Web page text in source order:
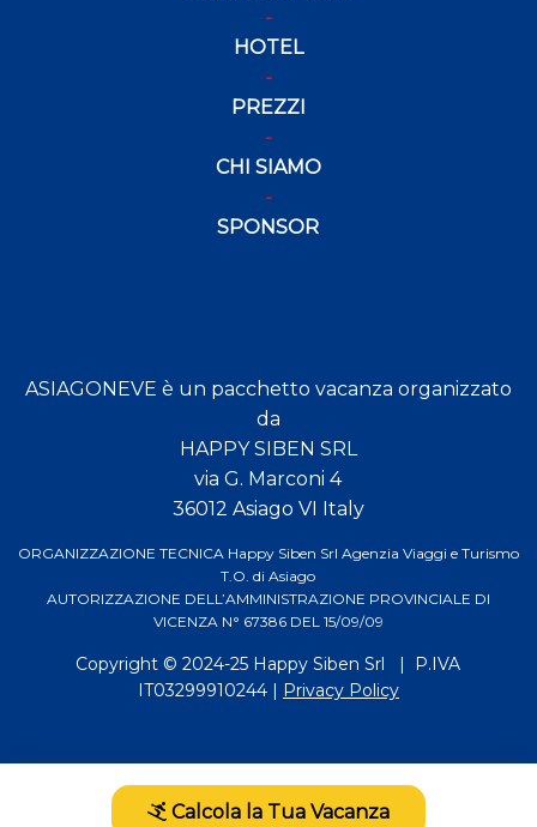
HOTEL
PREZZI
CHI SIAMO
SPONSOR
ASIAGONEVE è un pacchetto vacanza organizzato
da
HAPPY SIBEN SRL
via G. Marconi 4
36012 Asiago VI Italy
ORGANIZZAZIONE TECNICA Happy Siben Srl Agenzia Viaggi e Turismo
T.O. di Asiago
AUTORIZZAZIONE DELL’AMMINISTRAZIONE PROVINCIALE DI
VICENZA N° 67386 DEL 15/09/09
Copyright © 2024-25 Happy Siben Srl | P.IVA
IT03299910244 | Privacy Policy
Calcola la Tua Vacanza